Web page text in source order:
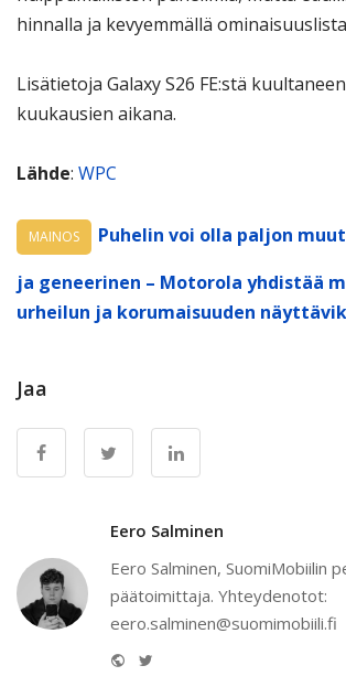
hinnalla ja kevyemmällä
Lisätietoja Galaxy S26 FE:stä
kuukausien aikana.
Lähde: WPC
MAINOS
Puhelin voi olla paljon
ja geneerinen – Motorola yhdistää
urheilun ja korumaisuuden
Jaa
Eero Salminen
Eero Salminen, SuomiMobiilin
päätoimittaja. Yhteydenotot:
eero.salminen@suomimobiili.fi
Website